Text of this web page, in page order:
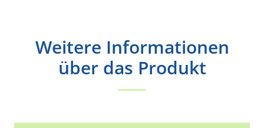
Weitere Informationen
über das Produkt